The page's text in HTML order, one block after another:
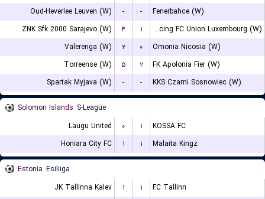
Oud-Heverlee Leuven (W)
- -
Fenerbahce (W)
ZNK Sfk 2000 Sarajevo (W)
۴ ۱
Racing FC Union Luxembourg (W)
Valerenga (W)
۲ ۰
Omonia Nicosia (W)
Torreense (W)
۵ ۲
FK Apolonia Fier (W)
Spartak Myjava (W)
- - KKS Czarni Sosnowiec (W)
Solomon Islands S-League
Laugu United
۰ ۱
KOSSA FC
Honiara City FC
۱ ۱ Malaita Kingz
Estonia Esiliiga
JK Tallinna Kalev
۱ ۱
FC Tallinn